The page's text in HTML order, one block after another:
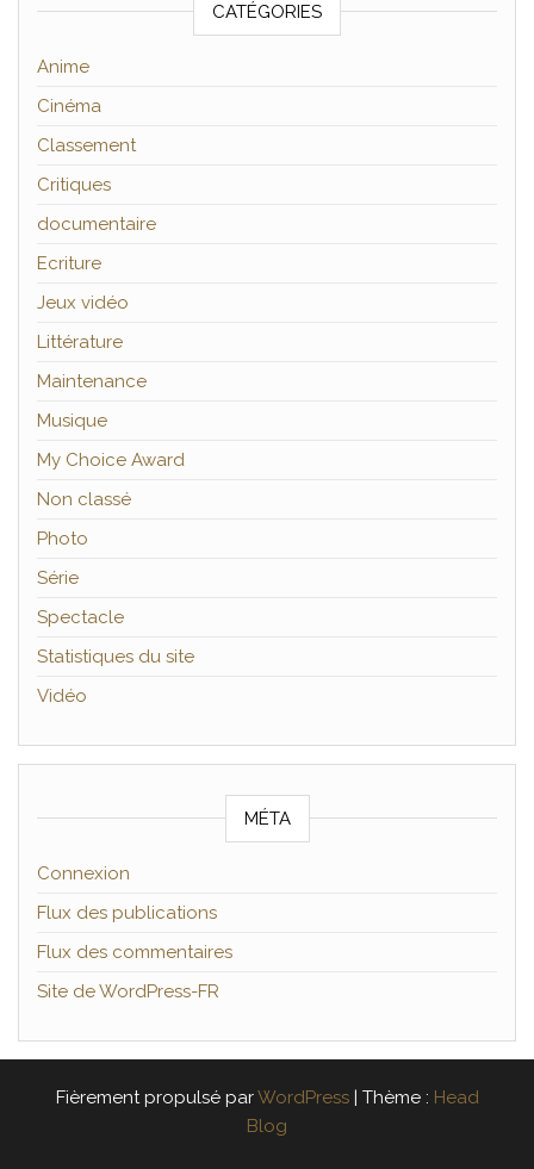
CATÉGORIES
Anime
Cinéma
Classement
Critiques
documentaire
Ecriture
Jeux vidéo
Littérature
Maintenance
Musique
My Choice Award
Non classé
Photo
Série
Spectacle
Statistiques du site
Vidéo
MÉTA
Connexion
Flux des publications
Flux des commentaires
Site de WordPress-FR
Fièrement propulsé parWordPress | Thème : Head
Blog